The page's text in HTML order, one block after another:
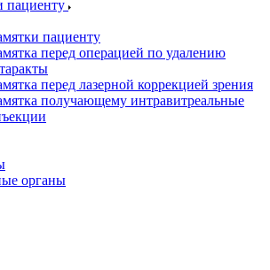
пациенту
пациенту
перед операцией по удалению
перед лазерной коррекцией зрения
получающему интравитреальные
органы